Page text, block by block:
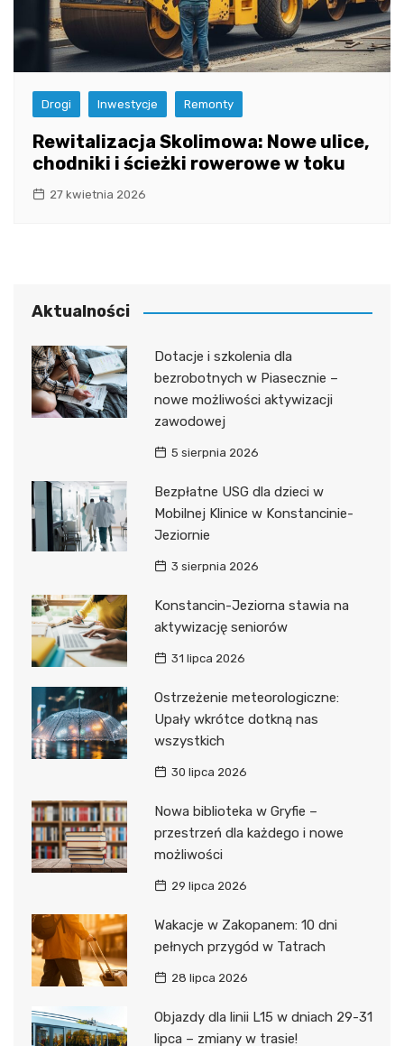
Drogi Inwestycje Remonty
Rewitalizacja Skolimowa: Nowe ulice,
chodniki i ścieżki rowerowe w toku
27 kwietnia 2026
Aktualności
Dotacje i szkolenia dla
bezrobotnych w Piasecznie –
nowe możliwości aktywizacji
zawodowej
5 sierpnia 2026
Bezpłatne USG dla dzieci w
Mobilnej Klinice w Konstancinie-
Jeziornie
3 sierpnia 2026
Konstancin-Jeziorna stawia na
aktywizację seniorów
31 lipca 2026
Ostrzeżenie meteorologiczne:
Upały wkrótce dotkną nas
wszystkich
30 lipca 2026
Nowa biblioteka w Gryfie –
przestrzeń dla każdego i nowe
możliwości
29 lipca 2026
Wakacje w Zakopanem: 10 dni
pełnych przygód w Tatrach
28 lipca 2026
Objazdy dla linii L15 w dniach 29-31
lipca – zmiany w trasie!